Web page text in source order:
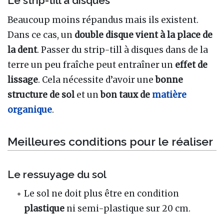
Beaucoup moins répandus mais ils existent.
Dans ce cas, un double disque vient à la place de
la dent. Passer du strip-till à disques dans de la
terre un peu fraîche peut entraîner un effet de
lissage. Cela nécessite d’avoir unebonne
structure de solet unbon taux de matière
organique.
Meilleures conditions pour le réaliser
Le ressuyage du sol
Le sol ne doit plus être en condition
plastique ni semi-plastique sur 20 cm.